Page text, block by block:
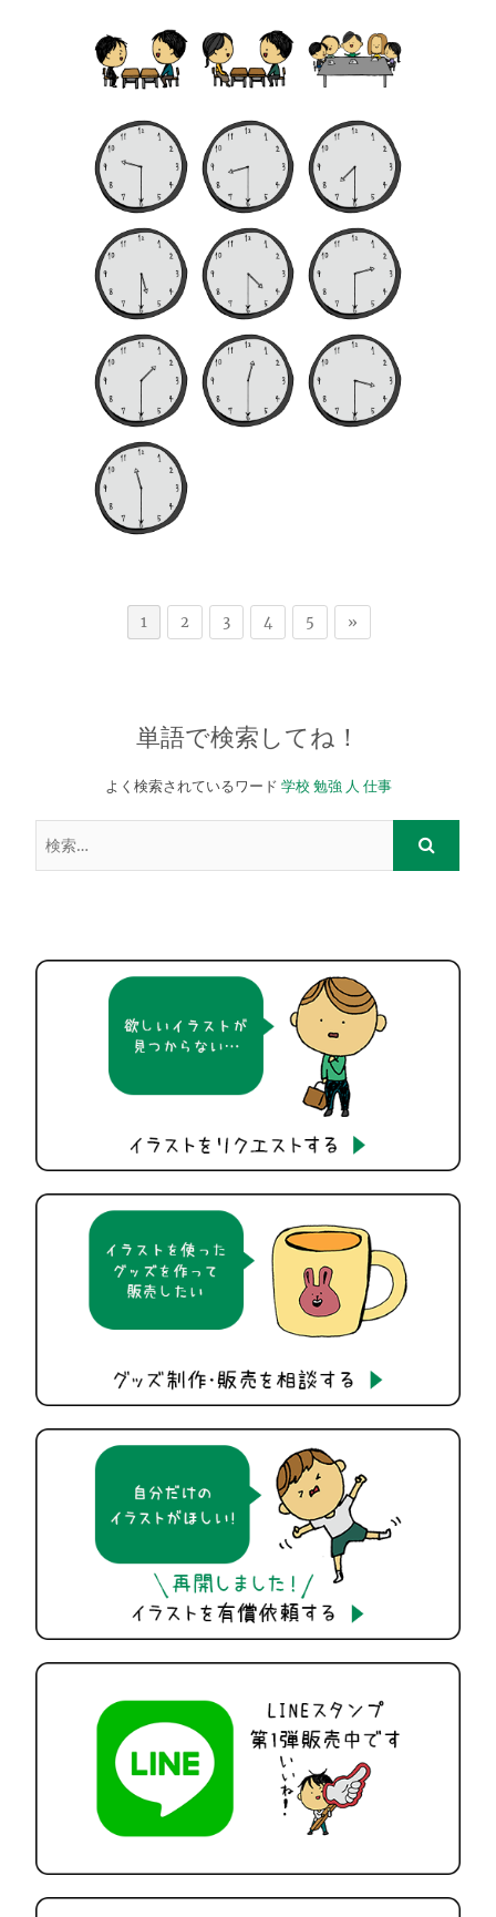
1 2 3 4 5 »
単語で検索してね！
よく検索されているワード 学校 勉強 人 仕事